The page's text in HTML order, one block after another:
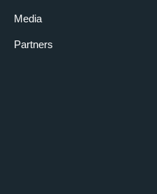
Media
Partners